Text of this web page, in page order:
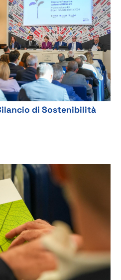
di Sostenibilità